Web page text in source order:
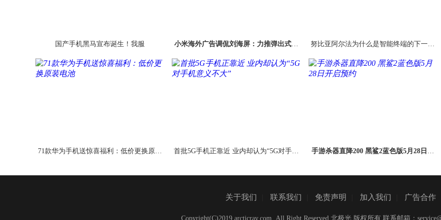
国产手机黑马宣布诞生！我服
小米海外广告调侃刘海屏：力推弹出式镜
努比亚阿尔法为什么是智能终端的下一个
71款华为手机送惊喜福利：低价更换原装
首批5G手机正靠近 业内却认为“5G对手机
手游杀器直降200 黑鲨2蓝色版5月28日开
关于我们 联系我们 免责声明 加入我们 广告合作
Copyright(C)2019 arcticray.com ,All Right Reserved 北极光 版权所有 联系邮箱：